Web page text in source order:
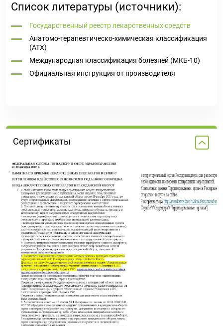
Список литературы (источники):
Государственный реестр лекарственных средств
Анатомо-терапевтическо-химическая классификация
(ATX)
Международная классификация болезней (МКБ-10)
Официальная инструкция от производителя
Сертификаты